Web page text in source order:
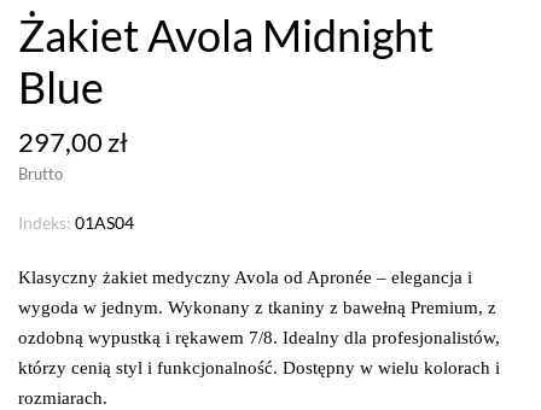
Żakiet Avola Midnight
Blue
297,00 zł
Brutto
Indeks: 01AS04
Klasyczny żakiet medyczny Avola od Apronée – elegancja i
wygoda w jednym. Wykonany z tkaniny z bawełną Premium, z
ozdobną wypustką i rękawem 7/8. Idealny dla profesjonalistów,
którzy cenią styl i funkcjonalność. Dostępny w wielu kolorach i
rozmiarach.